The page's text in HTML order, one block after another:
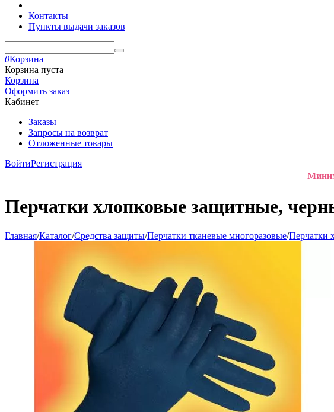
Контакты
Пункты выдачи заказов
0Корзина
Корзина пуста
Корзина
Оформить заказ
Кабинет
Заказы
Запросы на возврат
Отложенные товары
ВойтиРегистрация
Перчатки хлопковые защитные,
Главная/Каталог/Средства защиты/Перчатки тканевые многоразовые/Перчатки